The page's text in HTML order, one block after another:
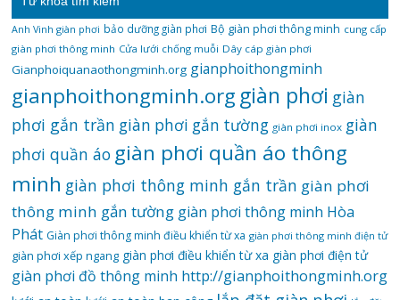
Anh Vinh giàn phơi bảo dưỡng giàn phơi Bộ giàn phơi thông minh cung cấp
giàn phơi thông minh Cửa lưới chống muỗi Dây cáp giàn phơi
Gianphoiquanaothongminh.org gianphoithongminh
gianphoithongminh.org giàn phơi giàn
phơi gắn trần giàn phơi gắn tường giàn phơi inox giàn
phơi quần áo giàn phơi quần áo thông
minh giàn phơi thông minh gắn trần giàn phơi
thông minh gắn tường giàn phơi thông minh Hòa
Phát Giàn phơi thông minh điều khiển từ xa giàn phơi thông minh điện tử
giàn phơi xếp ngang giàn phơi điều khiển từ xa giàn phơi điện tử
giàn phơi đồ thông minh http://gianphoithongminh.org